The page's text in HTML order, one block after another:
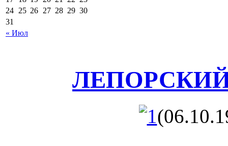
« Июл
24 25 26 27 28 29 30
31
ЛЕПОРСКИЙ